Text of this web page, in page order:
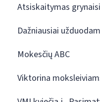
Atsiskaitymas
Dažniausiai
Mokesčių ABC
Viktorina